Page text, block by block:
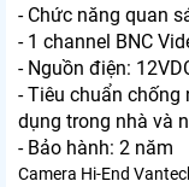
- Chức năng quan
- 1 channel BNC
- Nguồn điện:
- Tiêu chuẩn
dụng trong nhà và
- Bảo hành: 2 năm
Camera Hi-End